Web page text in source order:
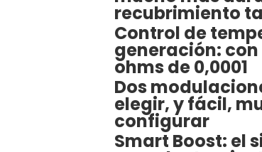
recubrimiento
Control de
generación:
ohms de 0,0001
Dos
elegir, y fácil,
configurar
Smart Boost: el